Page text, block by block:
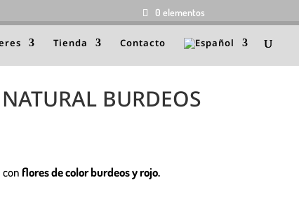
0 elementos
Tienda Contacto
BURDEOS
conflores de color burdeos y rojo.